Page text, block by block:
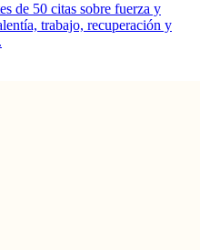
de 50 citas sobre fuerza y
trabajo, recuperación y